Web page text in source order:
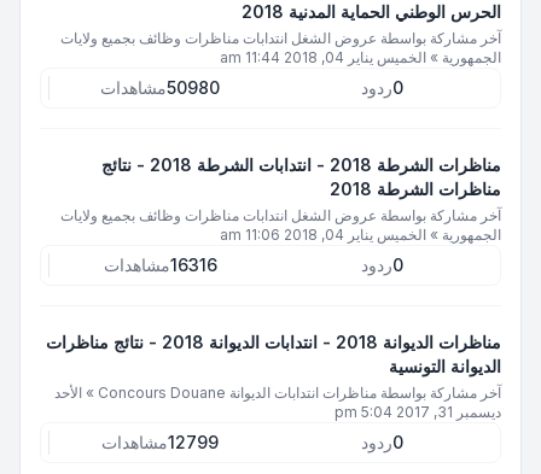
الحرس الوطني الحماية المدنية 2018
آخر مشاركة بواسطة عروض الشغل انتدابات مناظرات وظائف بجميع ولايات
الجمهورية » الخميس يناير 04, 2018 11:44 am
0ردود 50980مشاهدات
مناظرات الشرطة 2018 - انتدابات الشرطة 2018 - نتائج
مناظرات الشرطة 2018
آخر مشاركة بواسطة عروض الشغل انتدابات مناظرات وظائف بجميع ولايات
الجمهورية » الخميس يناير 04, 2018 11:06 am
0ردود 16316مشاهدات
مناظرات الديوانة 2018 - انتدابات الديوانة 2018 - نتائج مناظرات
الديوانة التونسية
آخر مشاركة بواسطة مناظرات انتدابات الديوانة Concours Douane » الأحد
ديسمبر 31, 2017 5:04 pm
0ردود 12799مشاهدات